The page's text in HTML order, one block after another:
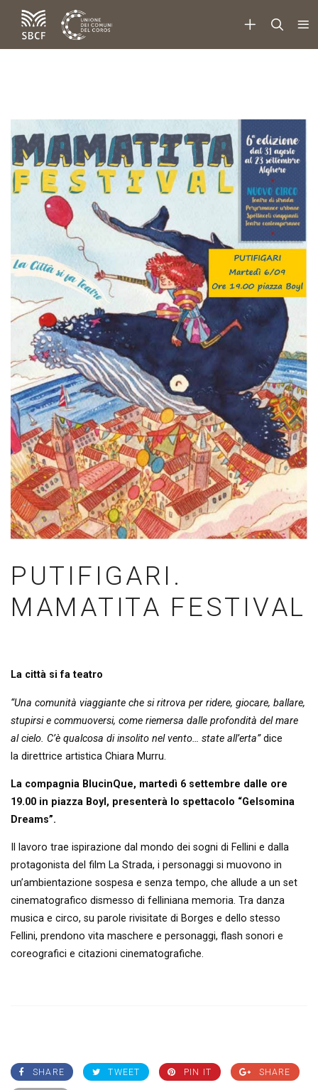
PUTIFIGARI.
MAMATITA FESTIVAL
La città si fa teatro
“Una comunità viaggiante che si ritrova per ridere, giocare, ballare,
stupirsi e commuoversi, come riemersa dalle profondità del mare
al cielo. C’è qualcosa di insolito nel vento… state all’erta”dice
la direttrice artistica Chiara Murru.
La compagnia BlucinQue, martedì 6 settembre dalle ore
19.00 in piazza Boyl, presenterà lo spettacolo “Gelsomina
Dreams”.
​Il lavoro trae ispirazione dal mondo dei sogni di Fellini e dalla
protagonista del film La Strada, i personaggi si muovono in
un’ambientazione sospesa e senza tempo, che allude a un set
cinematografico dismesso di felliniana memoria. Tra danza
musica e circo, su parole rivisitate di Borges e dello stesso
Fellini, prendono vita maschere e personaggi, flash sonori e
coreografici e citazioni cinematografiche.
SHARE TWEET PIN IT SHARE